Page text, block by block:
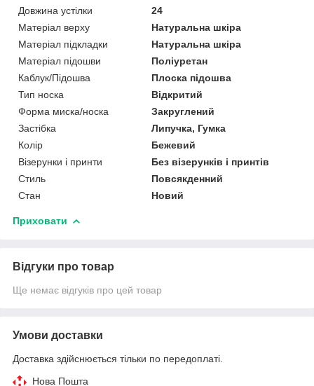
Довжина устілки
24
Матеріал верху
Натуральна шкіра
Матеріал підкладки
Натуральна шкіра
Матеріал підошви
Поліуретан
Каблук/Підошва
Плоска підошва
Тип носка
Відкритий
Форма миска/носка
Закруглений
Застібка
Липучка, Гумка
Колір
Бежевий
Візерунки і принти
Без візерунків і принтів
Стиль
Повсякденний
Стан
Новий
Приховати
Відгуки про товар
Ще немає відгуків про цей товар
Умови доставки
Доставка здійснюється тільки по передоплаті.
Нова Пошта